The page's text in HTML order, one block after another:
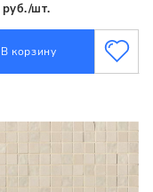
шт.
В корзину